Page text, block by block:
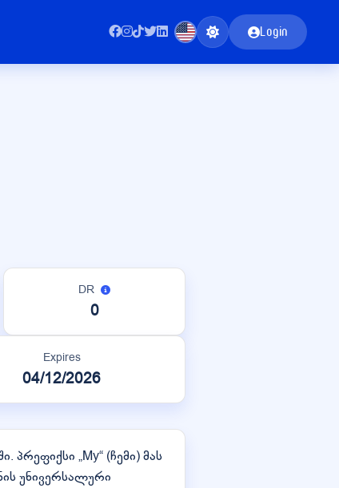
Login
DR
0
Expires
04/12/2026
„My“ (ჩემი) მას
უნივერსალური